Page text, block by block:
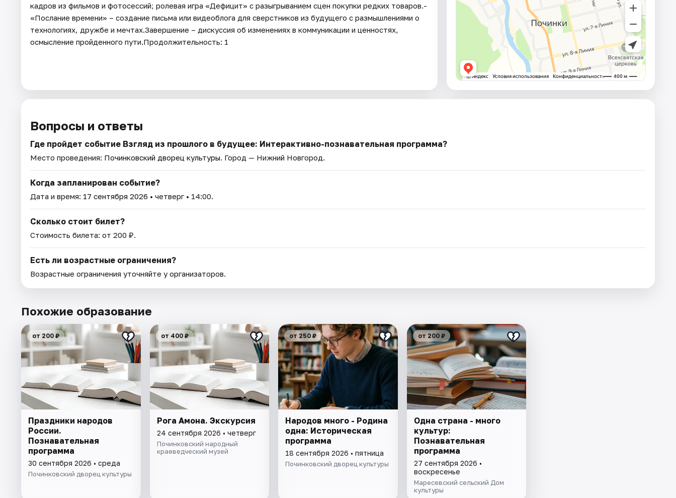
кадров из фильмов и фотосессий; ролевая игра «Дефицит» с разыгрыванием сцен покупки редких товаров.-
«Послание времени» – создание письма или видеоблога для сверстников из будущего с размышлениями о
технологиях, дружбе и мечтах.Завершение – дискуссия об изменениях в коммуникации и ценностях,
осмысление пройденного пути.Продолжительность: 1
Вопросы и ответы
Где пройдет событие Взгляд из прошлого в будущее: Интерактивно-познавательная программа?
Место проведения: Починковский дворец культуры. Город — Нижний Новгород.
Когда запланирован событие?
Дата и время: 17 сентября 2026 • четверг • 14:00.
Сколько стоит билет?
Стоимость билета: от 200 ₽.
Есть ли возрастные ограничения?
Возрастные ограничения уточняйте у организаторов.
Похожие образование
от 200 ₽
Праздники народов
России.
Познавательная
программа
30 сентября 2026 • среда
Починковский дворец культуры
от 400 ₽
Рога Амона. Экскурсия
24 сентября 2026 • четверг
Починковский народный
краеведческий музей
от 250 ₽
Народов много - Родина
одна: Историческая
программа
18 сентября 2026 • пятница
Починковский дворец культуры
от 200 ₽
Одна страна - много
культур:
Познавательная
программа
27 сентября 2026 •
воскресенье
Маресевский сельский Дом
культуры